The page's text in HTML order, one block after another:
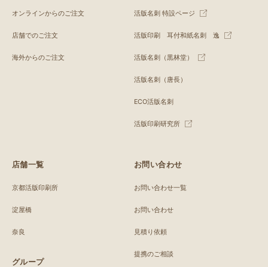
オンラインからのご注文
店舗でのご注文
海外からのご注文
活版名刺 特設ページ
活版印刷 耳付和紙名刺 逸
活版名刺（黒林堂）
活版名刺（唐長）
ECO活版名刺
活版印刷研究所
店舗一覧
京都活版印刷所
淀屋橋
奈良
グループ
お問い合わせ
お問い合わせ一覧
お問い合わせ
見積り依頼
提携のご相談